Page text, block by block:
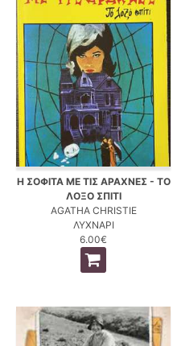
Η ΣΟΦΙΤΑ ΜΕ ΤΙΣ ΑΡΑΧΝΕΣ - ΤΟ
ΛΟΞΟ ΣΠΙΤΙ
AGATHA CHRISTIE
ΛΥΧΝΑΡΙ
6.00€